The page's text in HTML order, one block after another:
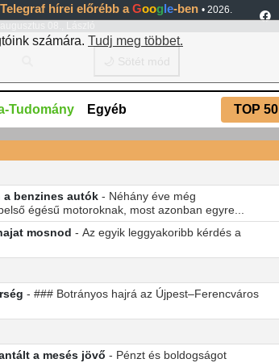
számára. Tudj meg többet.
Telegraf hírei előrébb aGoogle-ben • 2026.
🌙 Sötét mód
Tudomány Egyéb TOP 50
a benzines autók - Néhány éve még
égésű motoroknak, most azonban egyre...
mosnod - Az egyik leggyakoribb kérdés a
- ### Botrányos hajrá az Újpest–Ferencváros
a mesés jövő - Pénzt és boldogságot